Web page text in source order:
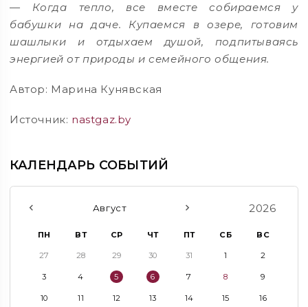
— Когда тепло, все вместе собираемся у
бабушки на даче. Купаемся в озере, готовим
шашлыки и отдыхаем душой, подпитываясь
энергией от природы и семейного общения.
Автор: Марина Кунявская
Источник: nastgaz.by
КАЛЕНДАРЬ СОБЫТИЙ
Август 2026
ПН ВТ СР ЧТ ПТ СБ ВС
27 28 29 30 31 1 2
3 4 5 6 7 8 9
10 11 12 13 14 15 16